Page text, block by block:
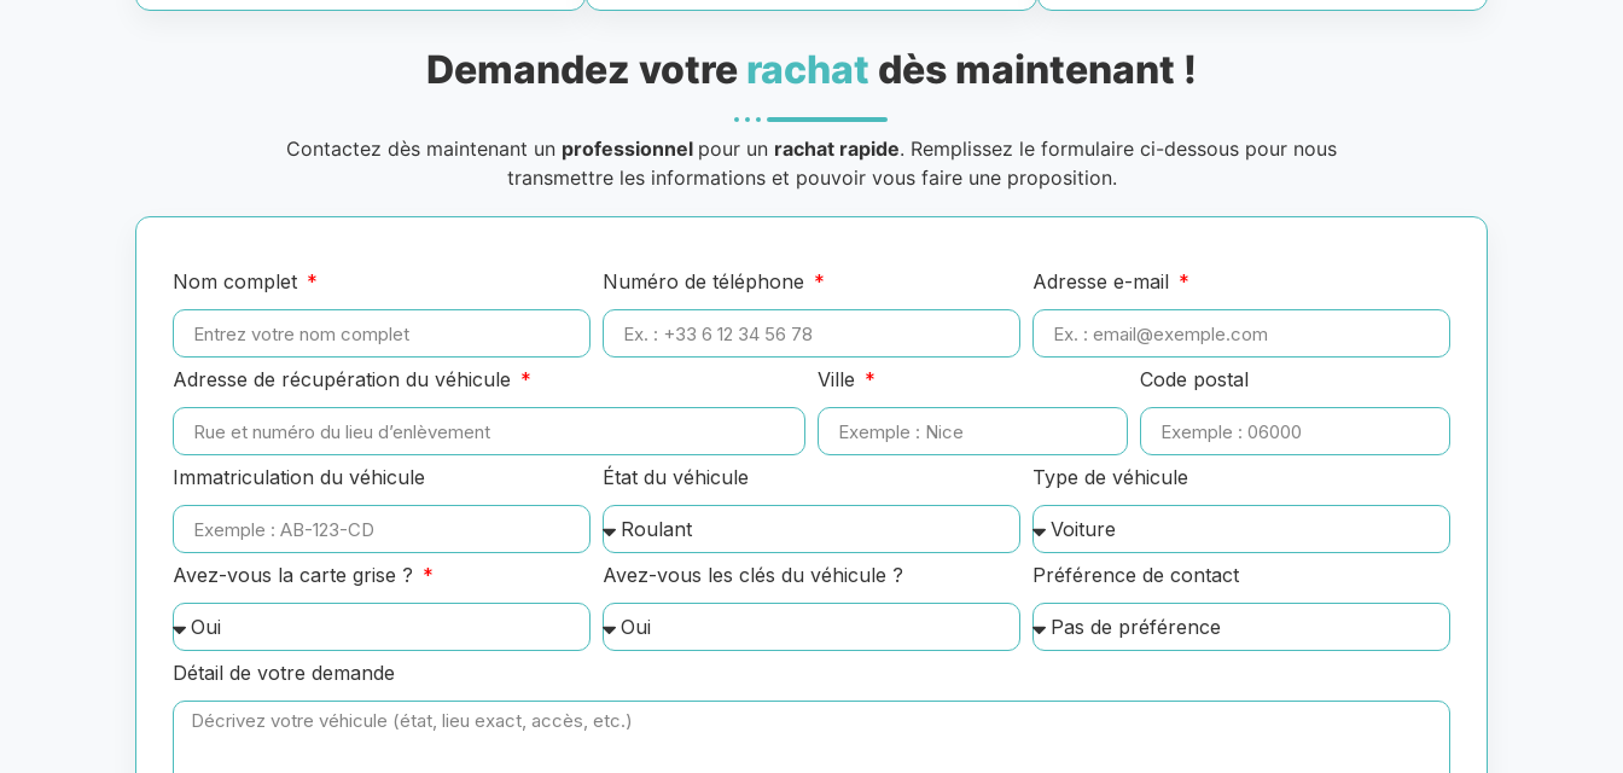
Demandez votre rachat dès maintenant !
Contactez dès maintenant un professionnel pour un rachat rapide. Remplissez le formulaire ci-dessous pour nous
transmettre les informations et pouvoir vous faire une proposition.
Nom complet Numéro de téléphone Adresse e-mail
Adresse de récupération du véhicule Ville Code postal
Immatriculation du véhicule État du véhicule Type de véhicule
Avez-vous la carte grise ? Avez-vous les clés du véhicule ? Préférence de contact
Détail de votre demande